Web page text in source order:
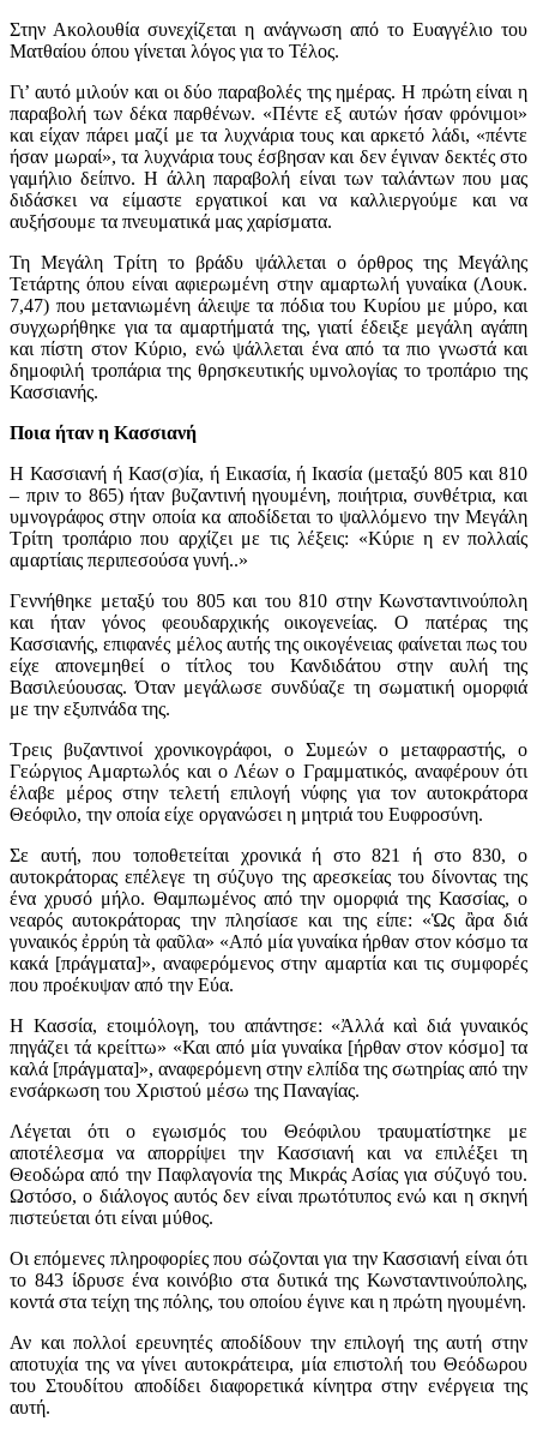
Στην Ακολουθία συνεχίζεται η ανάγνωση από το Ευαγγέλιο του
Ματθαίου όπου γίνεται λόγος για το Τέλος.
Γι’ αυτό μιλούν και οι δύο παραβολές της ημέρας. Η πρώτη είναι η
παραβολή των δέκα παρθένων. «Πέντε εξ αυτών ήσαν φρόνιμοι»
και είχαν πάρει μαζί με τα λυχνάρια τους και αρκετό λάδι, «πέντε
ήσαν μωραί», τα λυχνάρια τους έσβησαν και δεν έγιναν δεκτές στο
γαμήλιο δείπνο. Η άλλη παραβολή είναι των ταλάντων που μας
διδάσκει να είμαστε εργατικοί και να καλλιεργούμε και να
αυξήσουμε τα πνευματικά μας χαρίσματα.
Τη Μεγάλη Τρίτη το βράδυ ψάλλεται ο όρθρος της Μεγάλης
Τετάρτης όπου είναι αφιερωμένη στην αμαρτωλή γυναίκα (Λουκ.
7,47) που μετανιωμένη άλειψε τα πόδια του Κυρίου με μύρο, και
συγχωρήθηκε για τα αμαρτήματά της, γιατί έδειξε μεγάλη αγάπη
και πίστη στον Κύριο, ενώ ψάλλεται ένα από τα πιο γνωστά και
δημοφιλή τροπάρια της θρησκευτικής υμνολογίας το τροπάριο της
Κασσιανής.
Ποια ήταν η Κασσιανή
Η Κασσιανή ή Κασ(σ)ία, ή Εικασία, ή Ικασία (μεταξύ 805 και 810
– πριν το 865) ήταν βυζαντινή ηγουμένη, ποιήτρια, συνθέτρια, και
υμνογράφος στην οποία κα αποδίδεται το ψαλλόμενο την Μεγάλη
Τρίτη τροπάριο που αρχίζει με τις λέξεις: «Κύριε η εν πoλλαίς
αμαρτίαις περιπεσούσα γυνή..»
Γεννήθηκε μεταξύ του 805 και του 810 στην Κωνσταντινούπολη
και ήταν γόνος φεουδαρχικής οικογενείας. Ο πατέρας της
Κασσιανής, επιφανές μέλος αυτής της οικογένειας φαίνεται πως του
είχε απονεμηθεί ο τίτλος του Κανδιδάτου στην αυλή της
Βασιλεύουσας. Όταν μεγάλωσε συνδύαζε τη σωματική ομορφιά
με την εξυπνάδα της.
Τρεις βυζαντινοί χρονικογράφοι, ο Συμεών ο μεταφραστής, ο
Γεώργιος Αμαρτωλός και ο Λέων ο Γραμματικός, αναφέρουν ότι
έλαβε μέρος στην τελετή επιλογή νύφης για τον αυτοκράτορα
Θεόφιλο, την οποία είχε οργανώσει η μητριά του Ευφροσύνη.
Σε αυτή, που τοποθετείται χρονικά ή στο 821 ή στο 830, ο
αυτοκράτορας επέλεγε τη σύζυγο της αρεσκείας του δίνοντας της
ένα χρυσό μήλο. Θαμπωμένος από την ομορφιά της Κασσίας, ο
νεαρός αυτοκράτορας την πλησίασε και της είπε: «Ὡς ἂρα διά
γυναικός ἐρρύη τὰ φαῦλα» «Από μία γυναίκα ήρθαν στον κόσμο τα
κακά [πράγματα]», αναφερόμενος στην αμαρτία και τις συμφορές
που προέκυψαν από την Εύα.
Η Κασσία, ετοιμόλογη, του απάντησε: «Ἀλλά καὶ διά γυναικός
πηγάζει τά κρείττω» «Και από μία γυναίκα [ήρθαν στον κόσμο] τα
καλά [πράγματα]», αναφερόμενη στην ελπίδα της σωτηρίας από την
ενσάρκωση του Χριστού μέσω της Παναγίας.
Λέγεται ότι ο εγωισμός του Θεόφιλου τραυματίστηκε με
αποτέλεσμα να απορρίψει την Κασσιανή και να επιλέξει τη
Θεοδώρα από την Παφλαγονία της Μικράς Ασίας για σύζυγό του.
Ωστόσο, ο διάλογος αυτός δεν είναι πρωτότυπος ενώ και η σκηνή
πιστεύεται ότι είναι μύθος.
Οι επόμενες πληροφορίες που σώζονται για την Κασσιανή είναι ότι
το 843 ίδρυσε ένα κοινόβιο στα δυτικά της Κωνσταντινούπολης,
κοντά στα τείχη της πόλης, του οποίου έγινε και η πρώτη ηγουμένη.
Αν και πολλοί ερευνητές αποδίδουν την επιλογή της αυτή στην
αποτυχία της να γίνει αυτοκράτειρα, μία επιστολή του Θεόδωρου
του Στουδίτου αποδίδει διαφορετικά κίνητρα στην ενέργεια της
αυτή.